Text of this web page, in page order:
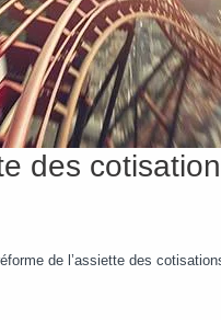
des
de l’assiette des